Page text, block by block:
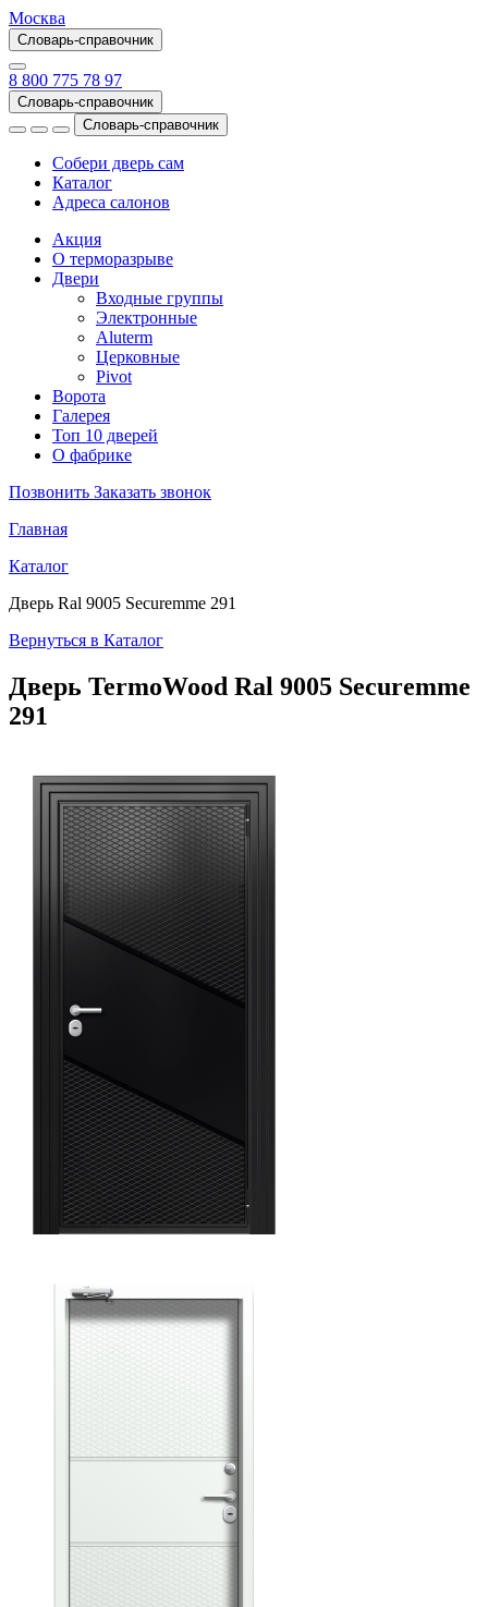
Москва
Словарь-справочник
8 800 775 78 97
Словарь-справочник
Словарь-справочник
Собери дверь сам
Каталог
Адреса салонов
Акция
О терморазрыве
Двери
Входные группы
Электронные
Aluterm
Церковные
Pivot
Ворота
Галерея
Топ 10 дверей
О фабрике
Позвонить Заказать звонок
Главная
Каталог
Дверь Ral 9005 Securemme 291
Вернуться в Каталог
Дверь TermoWood Ral 9005 Securemme
291